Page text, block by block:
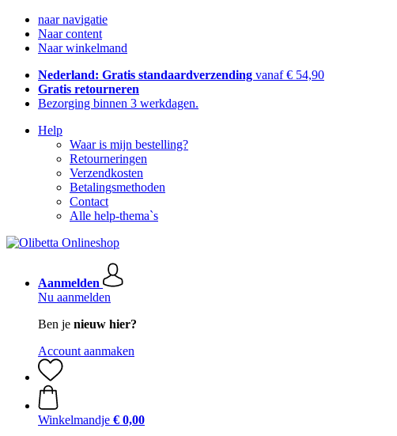
naar navigatie
Naar content
Naar winkelmand
Nederland: Gratis standaardverzending vanaf € 54,90
Gratis retourneren
Bezorging binnen 3 werkdagen.
Help
Waar is mijn bestelling?
Retourneringen
Verzendkosten
Betalingsmethoden
Contact
Alle help-thema`s
Aanmelden
Nu aanmelden
Ben je nieuw hier?
Account aanmaken
Winkelmandje € 0,00